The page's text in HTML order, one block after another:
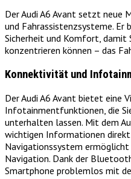
Der Audi A6 Avant setzt neue
und Fahrassistenzsysteme.
Sicherheit und Komfort, damit
konzentrieren können – das
Konnektivität und
Der Audi A6 Avant bietet eine
Infotainmentfunktionen, die
unterhalten lassen. Mit dem
wichtigen Informationen direkt
Navigationssystem
Navigation. Dank der
Smartphone problemlos mit